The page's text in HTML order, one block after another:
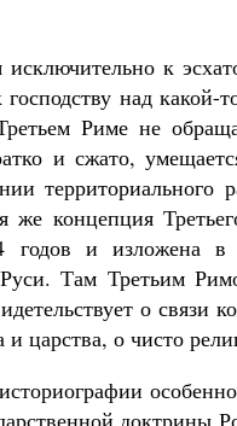
к
над какой-
Риме не
и сжато,
территориального
концепция
годов и изложена
Там Третьим
о связи
и царства, о чисто
доктрины